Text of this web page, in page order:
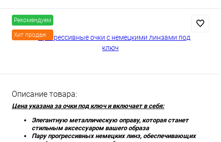
Рекомендуем
Хит продаж
Описание товара:
Цена указана за очки под ключ и включает в себя:
Элегантную металлическую оправу, которая станет
стильным аксессуаром вашего образа
Пару прогрессивных немецких линз, обеспечивающих